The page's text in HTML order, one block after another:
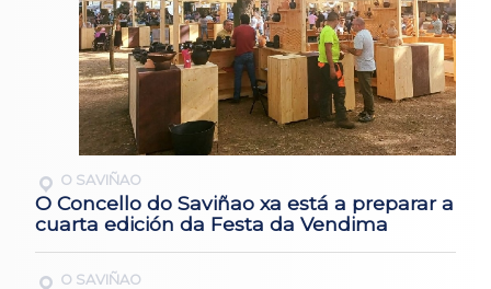
O SAVIÑAO
O Concello do Saviñao xa está a preparar a
cuarta edición da Festa da Vendima
O SAVIÑAO